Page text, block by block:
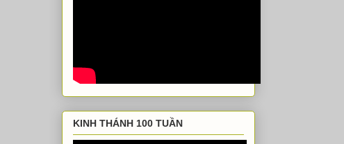
KINH THÁNH 100 TUẦN